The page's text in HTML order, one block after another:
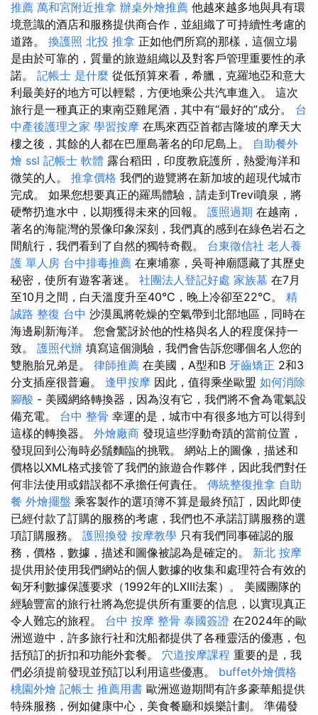
推薦 萬和宮附近推拿 辦桌外燴推薦 他越來越多地與具有環
境意識的酒店和服務提供商合作，並組織了可持續性考慮的
道路。 換護照 北投 推拿 正如他們所寫的那樣，這個立場
是由於可靠的，質量的旅遊組織以及對客戶管理重要性的承
諾。 記帳士 是什麼 從低預算來看，希臘，克羅地亞和意大
利最美好的地方可以輕鬆，方便地乘公共汽車進入。 這次
旅行是一種真正的東南亞雞尾酒，其中有“最好的”成分。 台
中產後護理之家 學習按摩 在馬來西亞首都吉隆坡的摩天大
樓之後，其餘的人都在巴厘島著名的印尼島上。 自助餐外
燴 ssl 記帳士 軟體 露台稻田，印度教庇護所，熱愛海洋和
微笑的人。 推拿價格 我們的遊覽將在新加坡的超現代城市
完成。 如果您想要真正的羅馬體驗，請走到Trevi噴泉，將
硬幣扔進水中，以期獲得未來的回報。 護照過期 在越南，
著名的海龍灣的景像印象深刻，我們真的感到在綠色岩石之
間航行，我們看到了自然的獨特奇觀。 台東徵信社 老人養
護 單人房 台中排毒推薦 在柬埔寨，吳哥神廟隱藏了其歷史
秘密，使所有遊客著迷。 社團法人登記好處 家族墓 在7月
至10月之間，白天溫度升至40°C，晚上冷卻至22°C。 精
誠路 整復 台中 沙漠風將乾燥的空氣帶到北部地區，同時在
海邊刷新海洋。 您會驚訝於他的性格與名人的程度保持一
致。 護照代辦 填寫這個測驗，我們會告訴您哪個名人您的
雙胞胎兄弟是。 律師推薦 在美國，A型和B 牙齒矯正 2和3
分支插座很普遍。 逢甲按摩 因此，值得乘坐歐盟 如何消除
腳酸 - 美國網絡轉換器，因為沒有它，我們將不會為電氣設
備充電。 台中 整骨 幸運的是，城市中有很多地方可以得到
這樣的轉換器。 外燴廠商 發現這些浮動奇蹟的當前位置，
發現回到公海時必鬚麵臨的挑戰。 網站上的圖像，描述和
價格以XML格式接管了我們的旅遊合作夥伴，因此我們對任
何非法使用或錯誤都不承擔任何責任。 傳統整復推拿 自助
餐 外燴擺盤 乘客製作的選項簿不算是最終預訂，因此即使
已經付款了訂購的服務的考慮，我們也不承諾訂購服務的選
項訂購服務。 護照換發 按摩教學 只有我們同事確認的服
務，價格，數據，描述和圖像被認為是確定的。 新北 按摩
提供用於使用我們網站的個人數據的收集和處理符合有效的
匈牙利數據保護要求（1992年的LXIII法案）。 美國團隊的
經驗豐富的旅行社將為您提供所有重要的信息，以實現真正
令人難忘的旅程。 台中 按摩 整骨 泰國簽證 在2024年的歐
洲巡遊中，許多旅行社和沈船都提供了各種靈活的優惠，包
括預訂的折扣和功能外套餐。 穴道按摩課程 重要的是，我
們必須提前發現並預訂以利用這些優惠。 buffet外燴價格
桃園外燴 記帳士 推薦用書 歐洲巡遊期間有許多豪華船提供
特殊服務，例如健康中心，美食餐廳和娛樂計劃。 準備發